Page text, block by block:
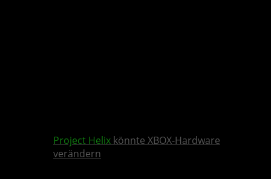
Project Helix könnte XBOX-Hardware
verändern